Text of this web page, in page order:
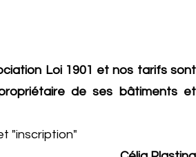
Loi 1901 et nos tarifs sont
de ses bâtiments et
"inscription"